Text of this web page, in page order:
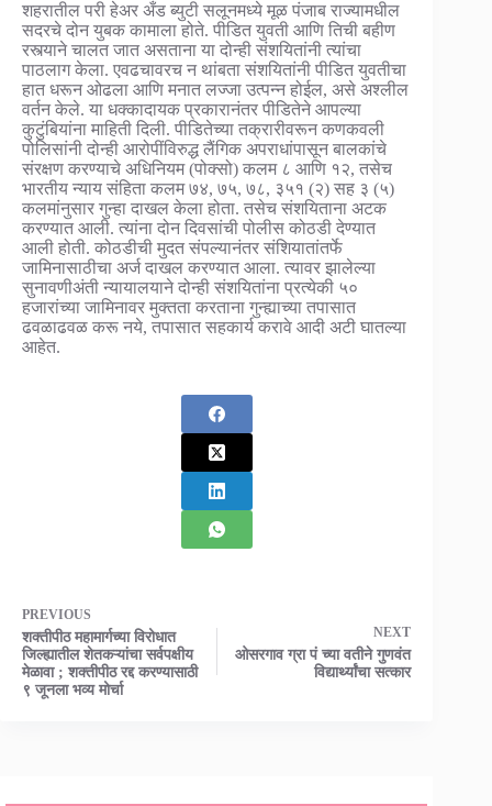
शहरातील परी हेअर अँड ब्युटी सलूनमध्ये मूळ पंजाब राज्यामधील
सदरचे दोन युबक कामाला होते. पीडित युवती आणि तिची बहीण
रस्त्याने चालत जात असताना या दोन्ही संशयितांनी त्यांचा
पाठलाग केला. एवढचावरच न थांबता संशयितांनी पीडित युवतीचा
हात धरून ओढला आणि मनात लज्जा उत्पन्न होईल, असे अश्लील
वर्तन केले. या धक्कादायक प्रकारानंतर पीडितेने आपल्या
कुटुंबियांना माहिती दिली. पीडितेच्या तक्रारीवरून कणकवली
पोलिसांनी दोन्ही आरोपींविरुद्ध लैंगिक अपराधांपासून बालकांचे
संरक्षण करण्याचे अधिनियम (पोक्सो) कलम ८ आणि १२, तसेच
भारतीय न्याय संहिता कलम ७४, ७५, ७८, ३५१ (२) सह ३ (५)
कलमांनुसार गुन्हा दाखल केला होता. तसेच संशयिताना अटक
करण्यात आली. त्यांना दोन दिवसांची पोलीस कोठडी देण्यात
आली होती. कोठडीची मुदत संपल्यानंतर संशियातांतर्फे
जामिनासाठीचा अर्ज दाखल करण्यात आला. त्यावर झालेल्या
सुनावणीअंती न्यायालयाने दोन्ही संशयितांना प्रत्येकी ५०
हजारांच्या जामिनावर मुक्तता करताना गुन्ह्याच्या तपासात
ढवळाढवळ करू नये, तपासात सहकार्य करावे आदी अटी घातल्या
आहेत.
PREVIOUS
शक्तीपीठ महामार्गच्या विरोधात
जिल्ह्यातील शेतकऱ्यांचा सर्वपक्षीय
मेळावा ; शक्तीपीठ रद्द करण्यासाठी
९ जूनला भव्य मोर्चा
NEXT
ओसरगाव ग्रा पं च्या वतीने गुणवंत
विद्यार्थ्यांचा सत्कार